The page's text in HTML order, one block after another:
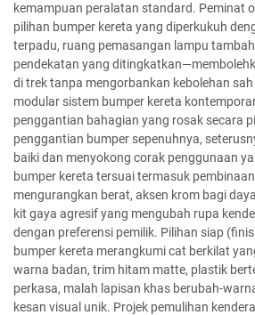
kemampuan peralatan standard. Peminat
pilihan bumper kereta yang diperkukuh
terpadu, ruang pemasangan lampu
pendekatan yang
di trek tanpa mengorbankan kebolehan
modular sistem bumper kereta
penggantian bahagian yang rosak secara
penggantian bumper sepenuhnya,
baiki dan menyokong corak penggunaan
bumper kereta tersuai termasuk
mengurangkan berat, aksen krom bagi
kit gaya agresif yang mengubah rupa
dengan preferensi pemilik. Pilihan siap
bumper kereta merangkumi cat berkilat
warna badan, trim hitam matte, plastik
perkasa, malah lapisan khas berubah-
kesan visual unik. Projek pemulihan